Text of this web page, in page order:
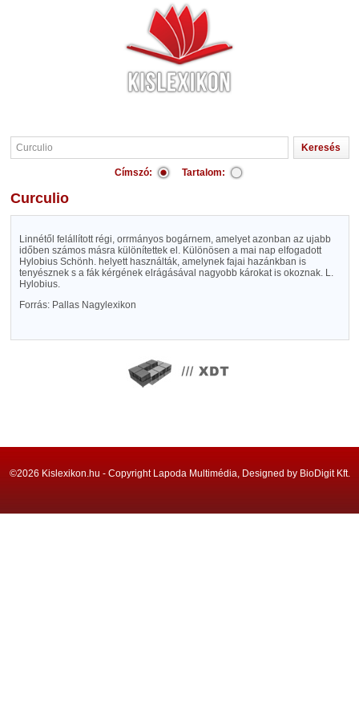
Címszó: Tartalom:
Curculio
Linnétől felállított régi, orrmányos bogárnem, amelyet azonban az ujabb
időben számos másra különítettek el. Különösen a mai nap elfogadott
Hylobius Schönh. helyett használták, amelynek fajai hazánkban is
tenyésznek s a fák kérgének elrágásával nagyobb károkat is okoznak. L.
Hylobius.
Forrás: Pallas Nagylexikon
©2026 Kislexikon.hu - Copyright Lapoda Multimédia, Designed by BioDigit Kft.